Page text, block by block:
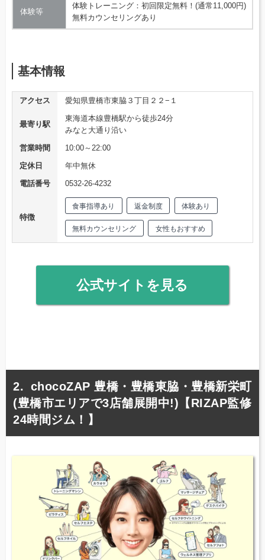
体験等
体験トレーニング：初回限定無料！(通常11,000円)
無料カウンセリングあり
基本情報
アクセス 愛知県豊橋市東脇３丁目２２−１
最寄り駅
東海道本線豊橋駅から徒歩24分
みなと大通り沿い
営業時間
10:00～22:00
定休日
年中無休
電話番号
0532-26-4232
特徴
食事指導あり 返金制度 体験あり
無料カウンセリング 女性もおすすめ
公式サイトを見る
chocoZAP 豊橋・豊橋東脇・豊橋新栄町
(豊橋市エリアで3店舗展開中!)【RIZAP監修
24時間ジム！】